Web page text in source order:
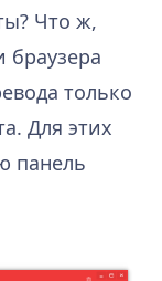
Что ж,
браузера
только
Для этих
панель